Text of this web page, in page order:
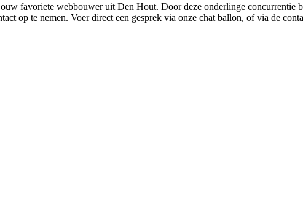
favoriete webbouwer uit Den Hout. Door deze onderlinge concurrentie
op te nemen. Voer direct een gesprek via onze chat ballon, of via de